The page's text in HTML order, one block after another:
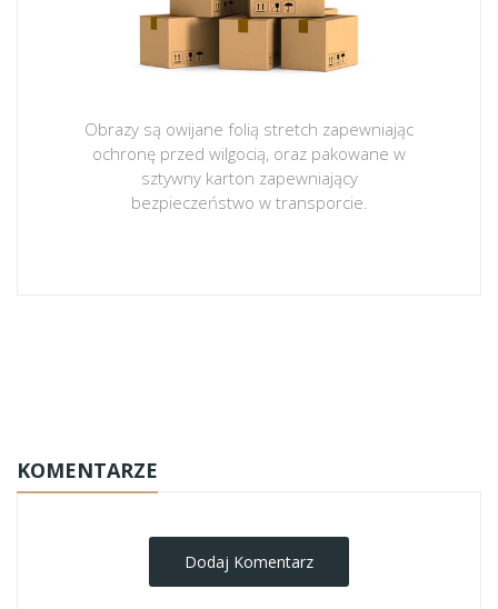
Obrazy są owijane folią stretch zapewniając
ochronę przed wilgocią, oraz pakowane w
sztywny karton zapewniający
bezpieczeństwo w transporcie.
KOMENTARZE
Dodaj Komentarz